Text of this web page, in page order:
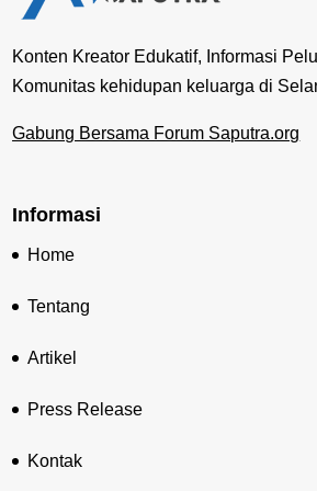
Konten Kreator Edukatif, Informasi
Komunitas kehidupan keluarga di
Gabung Bersama Forum Saputra.org
Informasi
Home
Tentang
Artikel
Press Release
Kontak